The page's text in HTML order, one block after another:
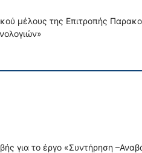
μέλους της Επιτροπής
για το έργο «Συντήρηση